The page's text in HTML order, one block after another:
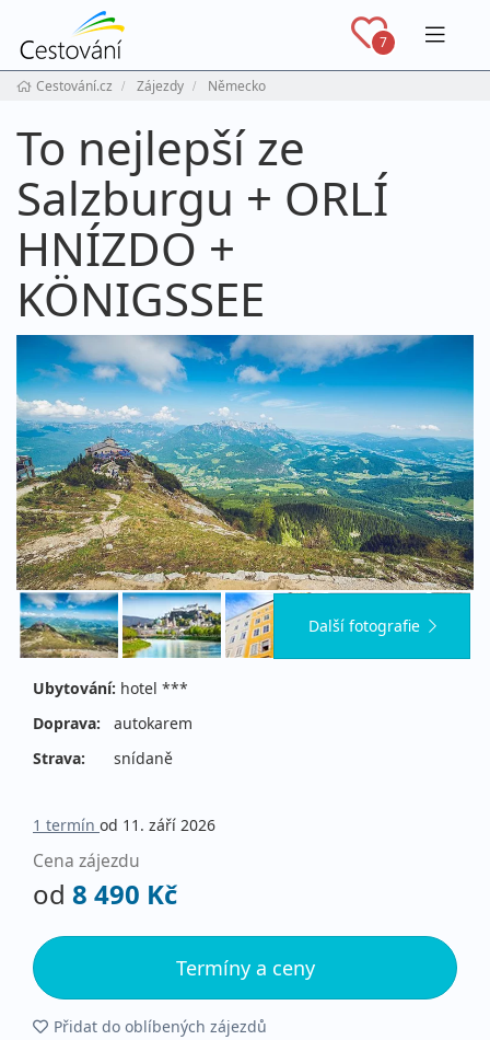
7
Cestování.cz Zájezdy Německo
To nejlepší ze
Salzburgu + ORLÍ
HNÍZDO +
KÖNIGSSEE
Další fotografie
Ubytování: hotel ***
Doprava:
autokarem
Strava:
snídaně
1 termín od 11. září 2026
Cena zájezdu
od 8 490 Kč
Termíny a ceny
Přidat do oblíbených zájezdů